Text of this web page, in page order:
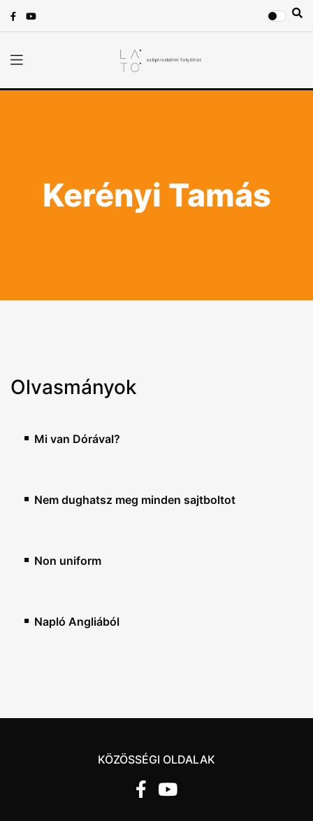
Kerényi Tamás
Olvasmányok
Mi van Dórával?
Nem dughatsz meg minden sajtboltot
Non uniform
Napló Angliából
KÖZÖSSÉGI OLDALAK